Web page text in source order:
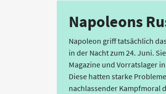
Napoleons
Napoleon griff tatsächlich
in der Nacht zum 24. Juni.
Magazine und Vorratslager
Diese hatten starke
nachlassender Kampfmoral